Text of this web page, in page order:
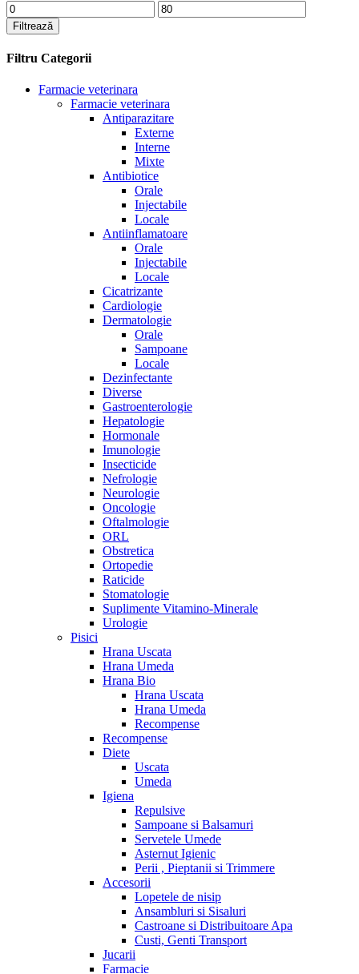
Preț
minim
Preț
maxim
Filtrează
Filtru Categorii
Farmacie veterinara
Farmacie veterinara
Antiparazitare
Externe
Interne
Mixte
Antibiotice
Orale
Injectabile
Locale
Antiinflamatoare
Orale
Injectabile
Locale
Cicatrizante
Cardiologie
Dermatologie
Orale
Sampoane
Locale
Dezinfectante
Diverse
Gastroenterologie
Hepatologie
Hormonale
Imunologie
Insecticide
Nefrologie
Neurologie
Oncologie
Oftalmologie
ORL
Obstretica
Ortopedie
Raticide
Stomatologie
Suplimente Vitamino-Minerale
Urologie
Pisici
Hrana Uscata
Hrana Umeda
Hrana Bio
Hrana Uscata
Hrana Umeda
Recompense
Recompense
Diete
Uscata
Umeda
Igiena
Repulsive
Sampoane si Balsamuri
Servetele Umede
Asternut Igienic
Perii , Pieptanii si Trimmere
Accesorii
Lopetele de nisip
Ansambluri si Sisaluri
Castroane si Distribuitoare Apa
Custi, Genti Transport
Jucarii
Farmacie